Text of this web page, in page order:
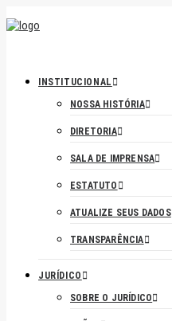
INSTITUCIONAL
NOSSA HISTÓRIA
DIRETORIA
SALA DE IMPRENSA
ESTATUTO
ATUALIZE SEUS DADOS
TRANSPARÊNCIA
JURÍDICO
SOBRE O JURÍDICO